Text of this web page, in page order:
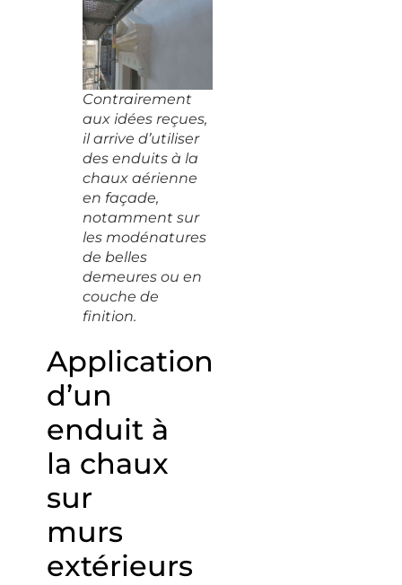
Contrairement
aux idées reçues,
il arrive d’utiliser
des enduits à la
chaux aérienne
en façade,
notamment sur
les modénatures
de belles
demeures ou en
couche de
finition.
Application
d’un
enduit à
la chaux
sur
murs
extérieurs